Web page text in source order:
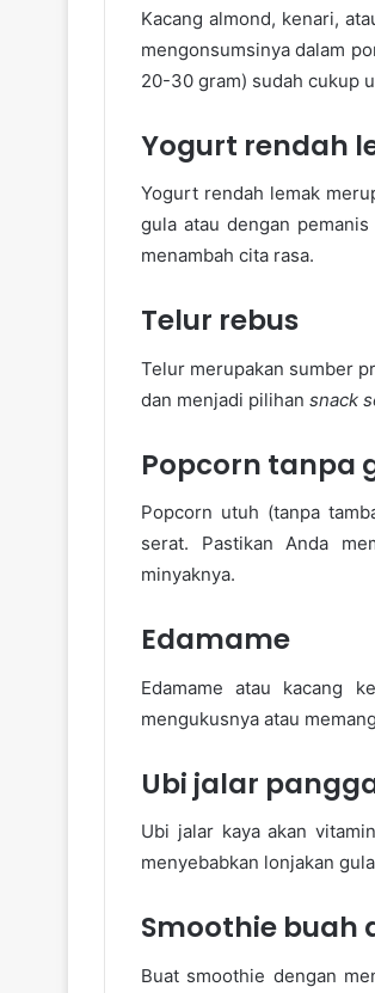
Kacang almond, kenari,
mengonsumsinya dalam
20-30 gram) sudah cukup
Yogurt rendah
Yogurt rendah lemak
gula atau dengan
menambah cita rasa.
Telur rebus
Telur merupakan sumber
dan menjadi pilihan snack
Popcorn tanpa
Popcorn utuh (tanpa
serat. Pastikan Anda
minyaknya.
Edamame
Edamame atau kacang
mengukusnya atau
Ubi jalar
Ubi jalar kaya akan
menyebabkan lonjakan
Smoothie buah
Buat smoothie dengan